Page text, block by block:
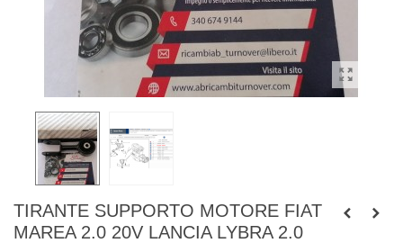
TIRANTE SUPPORTO MOTORE FIAT
MAREA 2.0 20V LANCIA LYBRA 2.0